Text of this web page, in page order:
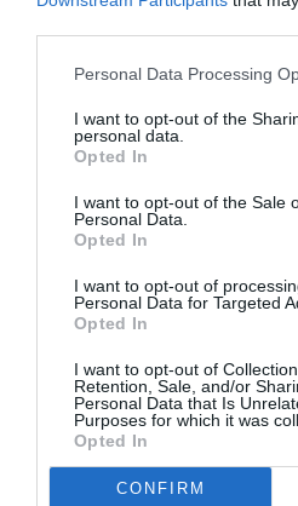
Personal Data Processing
I want to opt-out of the
personal data.
Opted In
I want to opt-out of the Sale
Personal Data.
Opted In
I want to opt-out of
Personal Data for Targeted
Opted In
I want to opt-out of
Retention, Sale, and/or
Personal Data that Is
Purposes for which it was
Opted In
CONFIRM
LAISSER UN
Appel aux
NOUS